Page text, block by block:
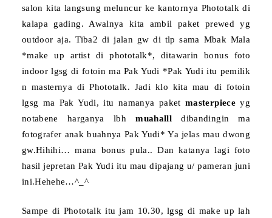
salon kita langsung meluncur ke kantornya Phototalk di
kalapa gading. Awalnya kita ambil paket prewed yg
outdoor aja. Tiba2 di jalan gw di tlp sama Mbak Mala
*make up artist di phototalk*, ditawarin bonus foto
indoor lgsg di fotoin ma Pak Yudi *Pak Yudi itu pemilik
n masternya di Phototalk. Jadi klo kita mau di fotoin
lgsg ma Pak Yudi, itu namanya paketmasterpiece yg
notabene harganya lbhmuahalll dibandingin ma
fotografer anak buahnya Pak Yudi* Ya jelas mau dwong
gw.Hihihi… mana bonus pula.. Dan katanya lagi foto
hasil jepretan Pak Yudi itu mau dipajang u/ pameran juni
ini.Hehehe…^_^
Sampe di Phototalk itu jam 10.30, lgsg di make up lah